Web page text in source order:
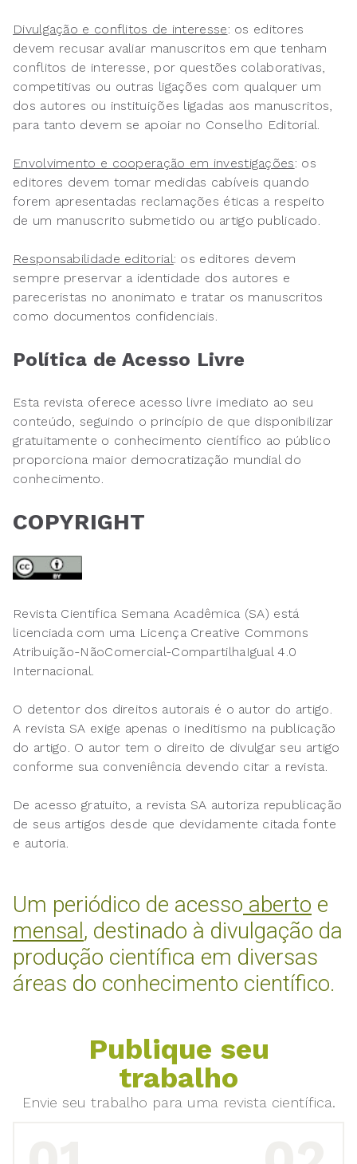
Divulgação e conflitos de interesse: os editores
devem recusar avaliar manuscritos em que tenham
conflitos de interesse, por questões colaborativas,
competitivas ou outras ligações com qualquer um
dos autores ou instituições ligadas aos manuscritos,
para tanto devem se apoiar no Conselho Editorial.
Envolvimento e cooperação em investigações: os
editores devem tomar medidas cabíveis quando
forem apresentadas reclamações éticas a respeito
de um manuscrito submetido ou artigo publicado.
Responsabilidade editorial: os editores devem
sempre preservar a identidade dos autores e
pareceristas no anonimato e tratar os manuscritos
como documentos confidenciais.
Política de Acesso Livre
Esta revista oferece acesso livre imediato ao seu
conteúdo, seguindo o princípio de que disponibilizar
gratuitamente o conhecimento científico ao público
proporciona maior democratização mundial do
conhecimento.
COPYRIGHT
Revista Cientifica Semana Acadêmica (SA) está
licenciada com uma Licença Creative Commons
Atribuição-NãoComercial-CompartilhaIgual 4.0
Internacional.
O detentor dos direitos autorais é o autor do artigo.
A revista SA exige apenas o ineditismo na publicação
do artigo. O autor tem o direito de divulgar seu artigo
conforme sua conveniência devendo citar a revista.
De acesso gratuito, a revista SA autoriza republicação
de seus artigos desde que devidamente citada fonte
e autoria.
Um periódico de acesso aberto e
mensal , destinado à divulgação da
produção científica em diversas
áreas do conhecimento científico.
Publique seu
trabalho
Envie seu trabalho para uma revista científica.